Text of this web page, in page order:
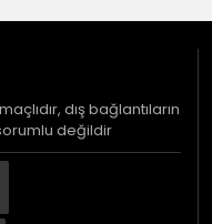
dış bağlantıların
değildir